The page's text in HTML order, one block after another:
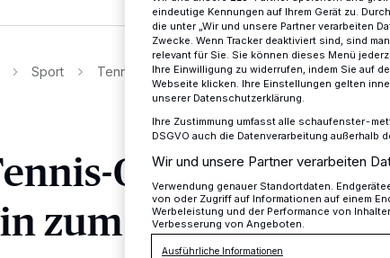
Sport Tennis-Club Metzkausen lädt ein zum Tag der
Club
zum Tag der
eindeutige Kennungen auf Ihrem Gerät zu.
die unter „Wir und unsere Partner verarbeiten
Zwecke. Wenn Tracker deaktiviert sind, sind
relevant für Sie. Sie können dieses Menü
Ihre Einwilligung zu widerrufen, indem Sie auf
Webseite klicken. Ihre Einstellungen gelten
unserer Datenschutzerklärung.
Ihre Zustimmung umfasst alle schaufenster-
DSGVO auch die Datenverarbeitung außerhalb
Wir und unsere Partner verarbeiten
Verwendung genauer Standortdaten.
von oder Zugriff auf Informationen auf einem
Werbeleistung und der Performance von
Verbesserung von Angeboten.
Ausführliche Informationen